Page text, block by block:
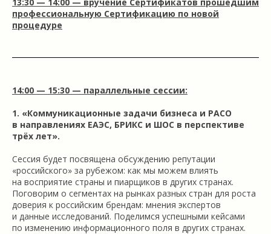
профессиональную Сертификацию по новой
процедуре
14:00 — 15:30 — параллельные сессии:
1. «Коммуникационные задачи бизнеса и РАСО
в направлениях ЕАЭС, БРИКС и ШОС в перспективе
трёх лет».
Сессия будет посвящена обсуждению репутации
«российского» за рубежом: как мы можем влиять
на восприятие страны и пиарщиков в других странах.
Поговорим о сегментах на рынках разных стран для роста
доверия к российским брендам: мнения экспертов
и данные исследований. Поделимся успешными кейсами
по изменению информационного поля в других странах.